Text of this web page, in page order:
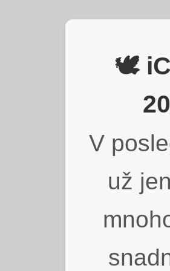
🕊️
V
už